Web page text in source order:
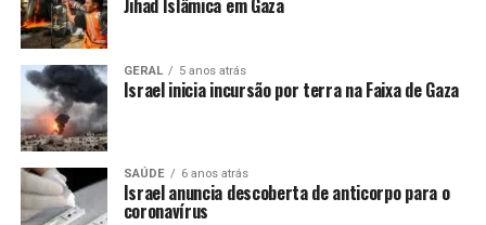
GERAL 5 anos atrás
Israel inicia incursão por terra na Faixa de Gaza
SAÚDE 6 anos atrás
Israel anuncia descoberta de anticorpo para o
coronavírus